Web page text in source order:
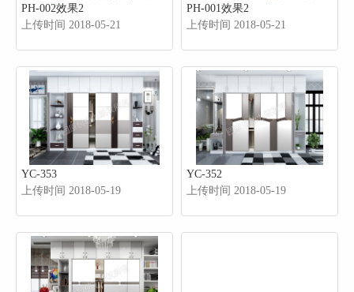
PH-002效果2
上传时间 2018-05-21
PH-001效果2
上传时间 2018-05-21
YC-353
上传时间 2018-05-19
YC-352
上传时间 2018-05-19